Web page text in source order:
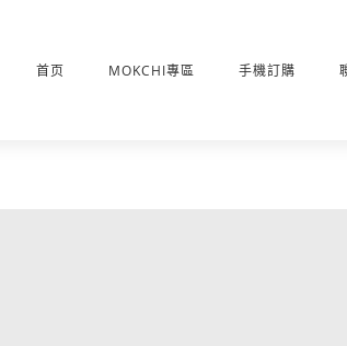
首页 MOKCHI專區 手機訂購